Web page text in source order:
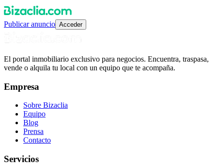
Publicar anuncio Acceder
El portal inmobiliario exclusivo para negocios. Encuentra, traspasa,
vende o alquila tu local con un equipo que te acompaña.
Empresa
Sobre Bizaclia
Equipo
Blog
Prensa
Contacto
Servicios